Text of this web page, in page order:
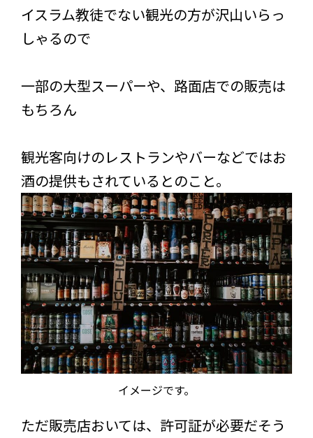
イスラム教徒でない観光の方が沢山いらっ
しゃるので
一部の大型スーパーや、路面店での販売は
もちろん
観光客向けのレストランやバーなどではお
酒の提供もされているとのこと。
イメージです。
ただ販売店おいては、許可証が必要だそう